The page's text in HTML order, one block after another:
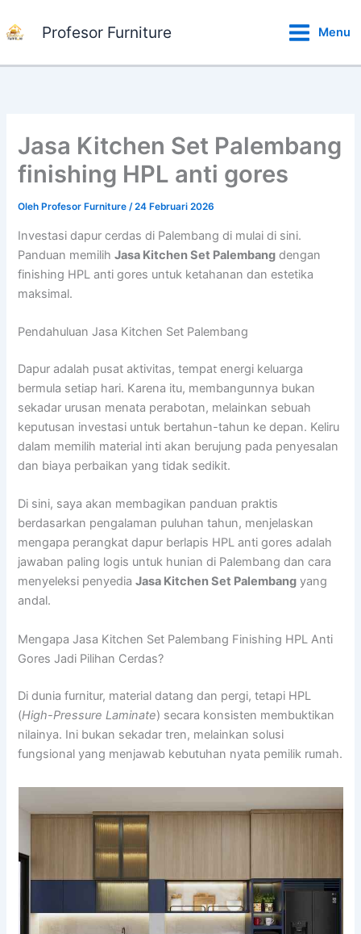
ke
Profesor Furniture Menu
Jasa Kitchen Set Palembang
finishing HPL anti gores
Oleh Profesor Furniture/24 Februari 2026
Investasi dapur cerdas di Palembang di mulai di sini.
Panduan memilihJasa Kitchen Set Palembang dengan
finishing HPL anti gores untuk ketahanan dan estetika
maksimal.
Pendahuluan Jasa Kitchen Set Palembang
Dapur adalah pusat aktivitas, tempat energi keluarga
bermula setiap hari. Karena itu, membangunnya bukan
sekadar urusan menata perabotan, melainkan sebuah
keputusan investasi untuk bertahun-tahun ke depan. Keliru
dalam memilih material inti akan berujung pada penyesalan
dan biaya perbaikan yang tidak sedikit.
Di sini, saya akan membagikan panduan praktis
berdasarkan pengalaman puluhan tahun, menjelaskan
mengapa perangkat dapur berlapis HPL anti gores adalah
jawaban paling logis untuk hunian di Palembang dan cara
menyeleksi penyediaJasa Kitchen Set Palembang yang
andal.
Mengapa Jasa Kitchen Set Palembang Finishing HPL Anti
Gores Jadi Pilihan Cerdas?
Di dunia furnitur, material datang dan pergi, tetapi HPL
(High-Pressure Laminate) secara konsisten membuktikan
nilainya. Ini bukan sekadar tren, melainkan solusi
fungsional yang menjawab kebutuhan nyata pemilik rumah.